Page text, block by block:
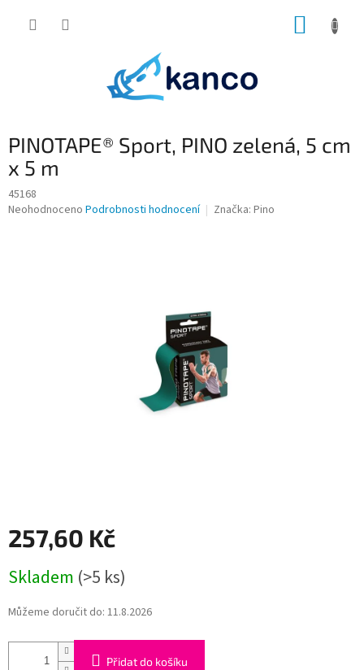
PINOTAPE® Sport, PINO zelená, 5 cm
x 5 m
45168
Průměrné
Neohodnoceno Podrobnosti hodnocení Značka: Pino
257,60 Kč
cena:
Skladem (>5 ks)
Můžeme doručit do: 11.8.2026
Přidat do košíku